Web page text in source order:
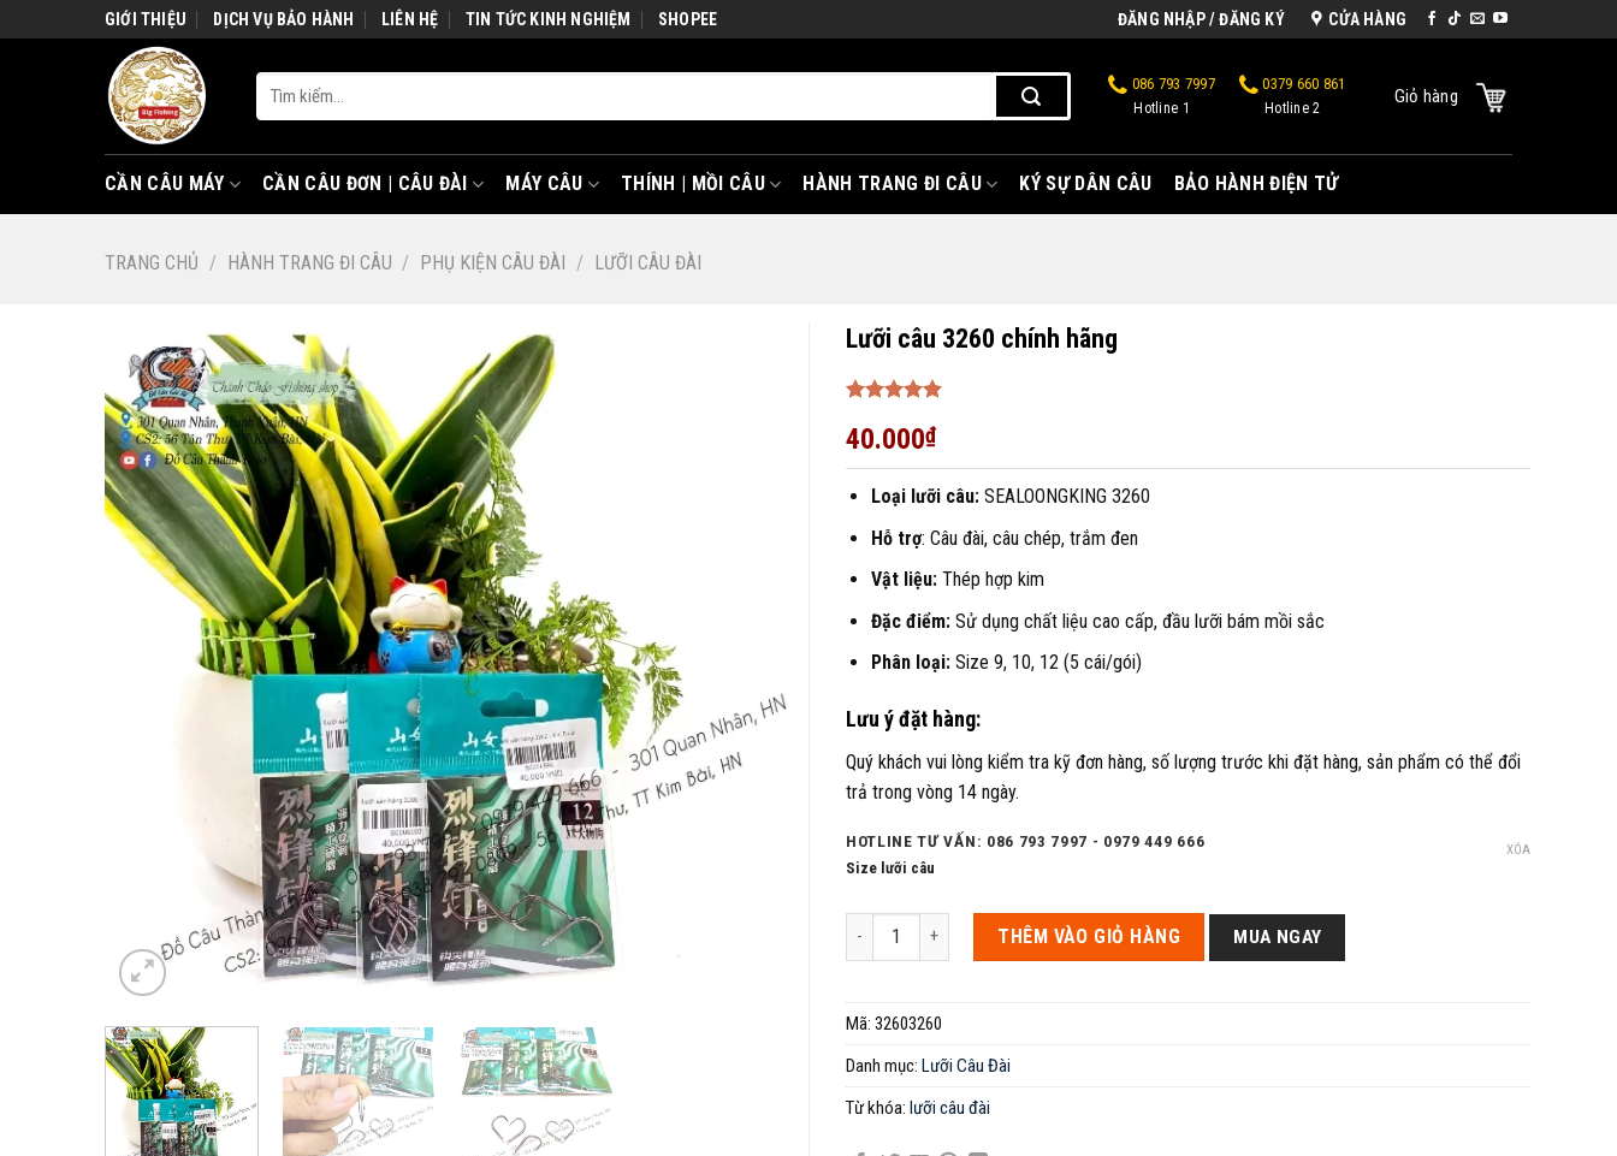
to
GIỚI THIỆU DỊCH VỤ BẢO HÀNH LIÊN HỆ TIN TỨC KINH NGHIỆM SHOPEE ĐĂNG NHẬP / ĐĂNG KÝ CỬA HÀNG
Tìm
kiếm:
086 793 7997
Hotline 1
0379 660 861
Hotline 2
Giỏ hàng
CẦN CÂU MÁY CẦN CÂU ĐƠN | CÂU ĐÀI MÁY CÂU THÍNH | MỒI CÂU HÀNH TRANG ĐI CÂU KÝ SỰ DÂN CÂU BẢO HÀNH ĐIỆN TỬ
TRANG CHỦ / HÀNH TRANG ĐI CÂU / PHỤ KIỆN CÂU ĐÀI / LƯỠI CÂU ĐÀI
Lưỡi câu 3260 chính hãng
hạng55
40.000₫
Loại lưỡi câu:SEALOONGKING 3260
Hỗ trợ: Câu đài, câu chép, trắm đen
Vật liệu:Thép hợp kim
Đặc điểm:Sử dụng chất liệu cao cấp, đầu lưỡi bám mồi sắc
Phân loại:Size 9, 10, 12 (5 cái/gói)
Lưu ý đặt hàng:
Quý khách vui lòng kiểm tra kỹ đơn hàng, số lượng trước khi đặt hàng, sản phẩm có thể đổi
trả trong vòng 14 ngày.
HOTLINE TƯ VẤN: 086 793 7997 - 0979 449 666
Size lưỡi câu
XÓA
Lưỡi câu 3260 chính hãng số lượng
THÊM VÀO GIỎ HÀNG MUA NGAY
Mã: 32603260
Danh mục: Lưỡi Câu Đài
Từ khóa: lưỡi câu đài